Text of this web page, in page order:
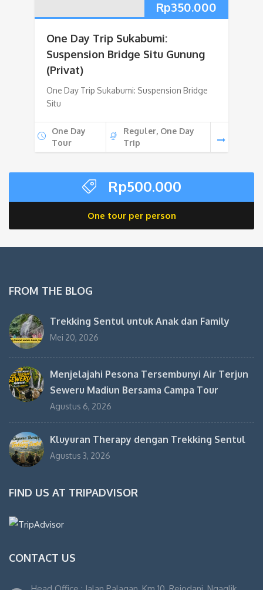
Rp350.000
One Day Trip Sukabumi:
Suspension Bridge Situ Gunung
(Privat)
One Day Trip Sukabumi: Suspension Bridge
Situ
One Day
Tour
Reguler, One Day
Trip
Rp500.000
One tour per person
FROM THE BLOG
Trekking Sentul untuk Anak dan Family
Mei 20, 2026
Menjelajahi Pesona Tersembunyi Air Terjun
Seweru Madiun Bersama Campa Tour
Agustus 6, 2026
Kluyuran Therapy dengan Trekking Sentul
Agustus 3, 2026
FIND US AT TRIPADVISOR
CONTACT US